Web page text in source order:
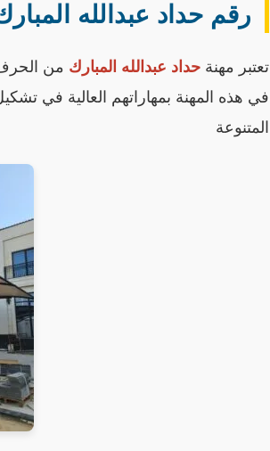
رقم حداد عبدالله
تعتبر مهنة حداد عبدالله المبارك من الحرف
في هذه المهنة بمهاراتهم العالية في
المتنوعة